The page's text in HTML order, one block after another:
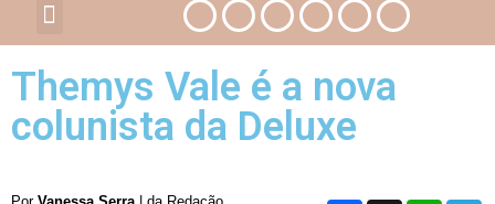
Themys Vale é a nova
colunista da Deluxe